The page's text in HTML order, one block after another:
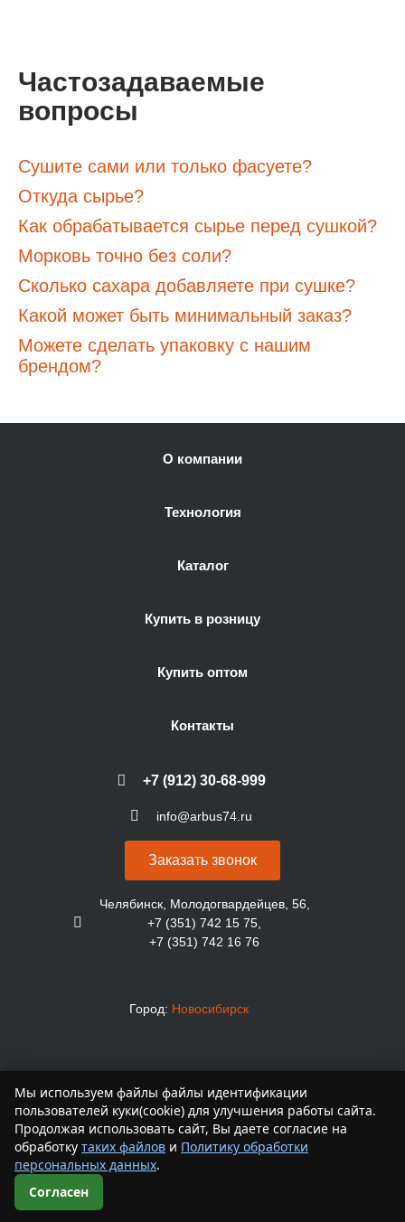
Частозадаваемые
вопросы
Сушите сами или только фасуете?
Откуда сырье?
Как обрабатывается сырье перед сушкой?
Морковь точно без соли?
Сколько сахара добавляете при сушке?
Какой может быть минимальный заказ?
Можете сделать упаковку с нашим
брендом?
О компании
Технология
Каталог
Купить в розницу
Купить оптом
Контакты
+7 (912) 30-68-999
info@arbus74.ru
Заказать звонок
Челябинск, Молодогвардейцев, 56,
+7 (351) 742 15 75,
+7 (351) 742 16 76
Город: Новосибирск
Согласие на обработку и Политика обработки персональных
Мы используем файлы файлы идентификации
пользователей куки(cookie) для улучшения работы сайта.
Продолжая использовать сайт, Вы даете согласие на
обработку таких файлов и Политику обработки
персональных данных.
Согласен